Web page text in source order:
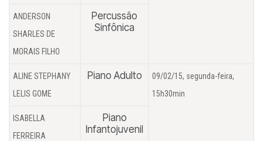
ANDERSON
SHARLES DE
MORAIS FILHO
Percussão
Sinfônica
ALINE STEPHANY
LELIS GOME
Piano Adulto
09/02/15, segunda-feira,
15h30min
ISABELLA
FERREIRA
Piano
Infantojuvenil